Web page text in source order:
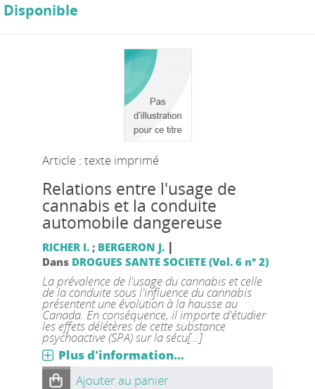
Disponible
Article : texte imprimé
Relations entre l'usage de
cannabis et la conduite
automobile dangereuse
RICHER I.; BERGERON J. |
Dans DROGUES SANTE SOCIETE (Vol. 6 n° 2)
La prévalence de l'usage du cannabis et celle
de la conduite sous l'influence du cannabis
présentent une évolution à la hausse au
Canada. En conséquence, il importe d'étudier
les effets délétères de cette substance
psychoactive (SPA) sur la sécu[...]
Plus d'information...
Ajouter au panier